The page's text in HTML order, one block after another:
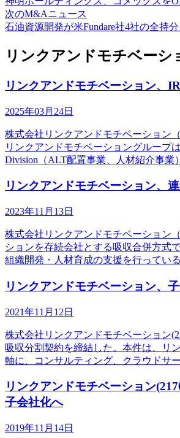
次のM&Aニュース
石油資源開発が米Fundare社4社の全持
リンクアンドモチベー
リンクアンドモチベーション、
2025年03月24日
株式会社リンクアンドモチベーション
リンクアンドモチベーショングループ
Division（ALT配置事業、人材紹介事業
リンクアンドモチベーション、
2023年11月13日
株式会社リンクアンドモチベーション
ションを存続会社とする吸収合併方式
組織開発・人材育成の支援を行ってい
リンクアンドモチベーション、
2021年11月12日
株式会社リンクアンドモチベーション
吸収分割契約を締結した。本件は、リ
軸に、コンサルティング、クラウドサ
リンクアンドモチベーション
子会社化へ
2019年11月14日